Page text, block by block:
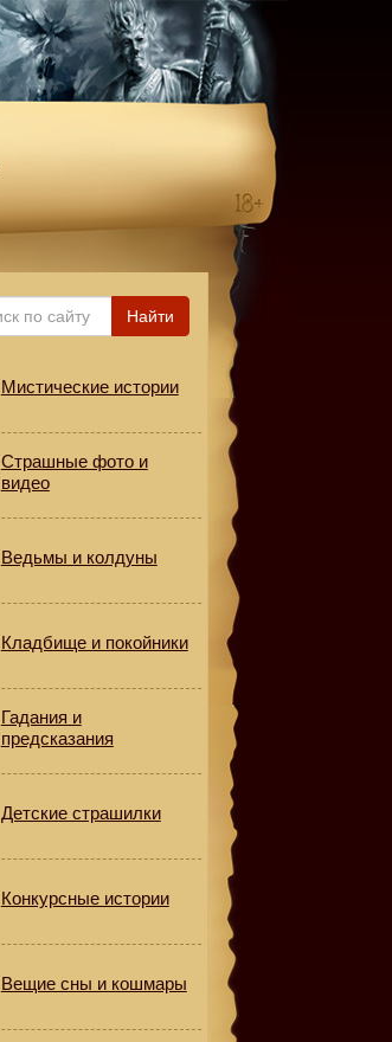
Найти
Мистические истории
Страшные фото и
видео
Ведьмы и колдуны
Кладбище и покойники
Гадания и
предсказания
Детские страшилки
Конкурсные истории
Вещие сны и кошмары